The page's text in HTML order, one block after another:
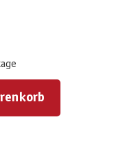
die Schaltflächen um die Anzahl